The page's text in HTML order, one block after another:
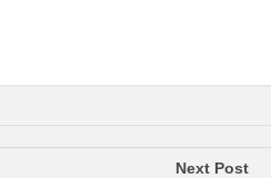
Next Post